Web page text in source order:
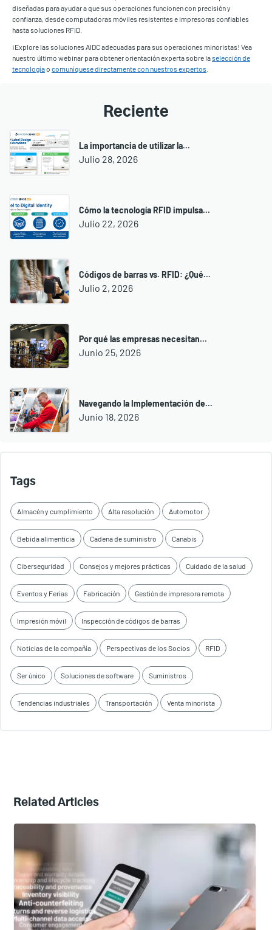
diseñadas para ayudar a que sus operaciones funcionen con precisión y
confianza, desde computadoras móviles resistentes e impresoras confiables
hasta soluciones RFID.
¡Explore las soluciones AIDC adecuadas para sus operaciones minoristas! Vea
nuestro último webinar para obtener orientación experta sobre laselección de
tecnologíao comuníquese directamente con nuestros expertos
Reciente
La importancia de utilizar la...
Julio 28, 2026
Cómo la tecnología RFID impulsa...
Julio 22, 2026
Códigos de barras vs. RFID: ¿Qué...
Julio 2, 2026
Por qué las empresas necesitan...
Junio 25, 2026
Navegando la Implementación de...
Junio 18, 2026
Tags
Almacén y cumplimiento Alta resolución Automotor
Bebida alimenticia Cadena de suministro Canabis
Ciberseguridad Consejos y mejores prácticas Cuidado de la salud
Eventos y Ferias Fabricación Gestión de impresora remota
Impresión móvil Inspección de códigos de barras
Noticias de la compañía Perspectivas de los Socios RFID
Ser único Soluciones de software Suministros
Tendencias industriales Transportación Venta minorista
Related Articles